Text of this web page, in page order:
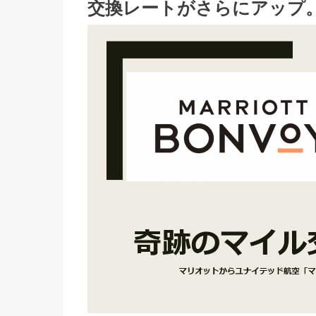
交換レートがさらにアップ